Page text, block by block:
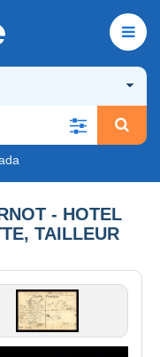
- HOTEL
TAILLEUR